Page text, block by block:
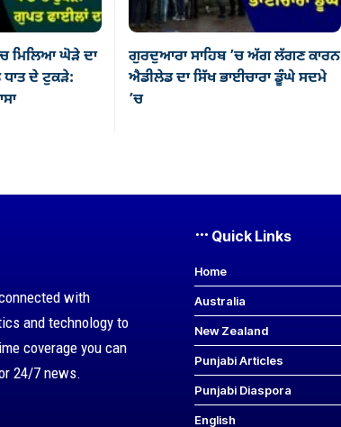
ਮਿਲਿਆ ਘੋੜੇ ਦਾ
ਦੇ ਟੁਕੜੇ:
ਗੁਰਦੁਆਰਾ ਸਾਹਿਬ ’ਚ ਅੱਗ ਲੱਗਣ ਕਾਰਨ
ਐਡੀਲੇਡ ਦਾ ਸਿੱਖ ਭਾਈਚਾਰਾ ਡੂੰਘੇ ਸਦਮੇ
’ਚ
with
and technology to
coverage you can
24/7 news.
Quick Links
Home
Australia
New Zealand
Punjabi Articles
Punjabi Diaspora
English